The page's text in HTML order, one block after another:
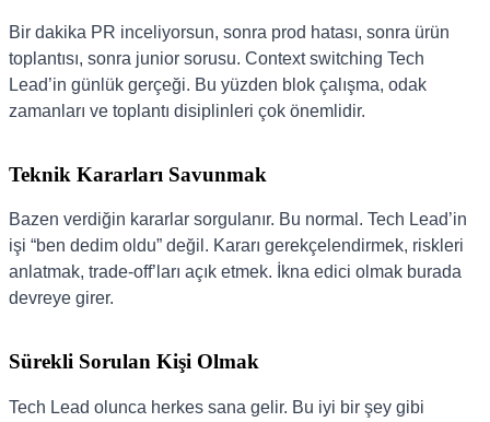
Bir dakika PR inceliyorsun, sonra prod hatası, sonra ürün
toplantısı, sonra junior sorusu. Context switching Tech
Lead’in günlük gerçeği. Bu yüzden blok çalışma, odak
zamanları ve toplantı disiplinleri çok önemlidir.
Teknik Kararları Savunmak
Bazen verdiğin kararlar sorgulanır. Bu normal. Tech Lead’in
işi “ben dedim oldu” değil. Kararı gerekçelendirmek, riskleri
anlatmak, trade-off’ları açık etmek. İkna edici olmak burada
devreye girer.
Sürekli Sorulan Kişi Olmak
Tech Lead olunca herkes sana gelir. Bu iyi bir şey gibi